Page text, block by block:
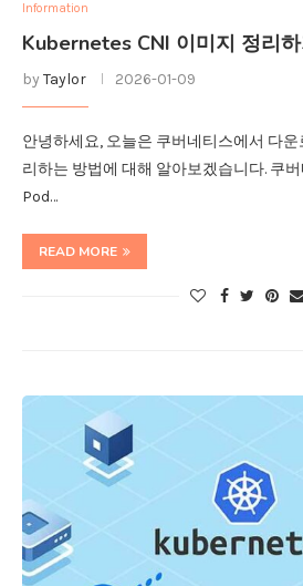
Information
Kubernetes CNI 이미지 정리
by Taylor 2026-01-09
안녕하세요, 오늘은 쿠버네티스에서 다운
리하는 방법에 대해 알아보겠습니다. 쿠
Pod…
READ MORE